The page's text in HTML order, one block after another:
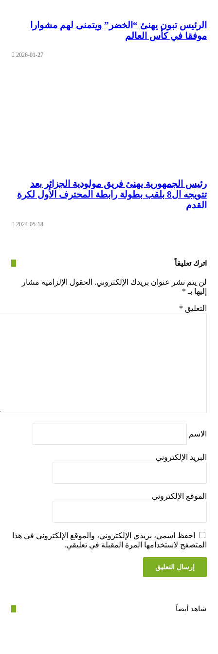
تبون يهنئ “الخضر” ويتمنى لهم مشوارا
في كأس العالم
2026-01-27
الجمهورية يهنئ فريق مولودية الجزائر بعد
تتويجه ال8 بلقب بطولة رابطة المحترف الأول لكرة
2024-05-18
نشر عنوان بريدك الإلكتروني. الحقول الإلزامية مشار
الإلكتروني
الإلكتروني
اسمي، بريدي الإلكتروني، والموقع الإلكتروني في هذا
لاستخدامها المرة المقبلة في تعليقي.